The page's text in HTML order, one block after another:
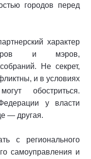
городов перед
характер
и мэров,
Не секрет,
и в условиях
обостриться.
у власти
— другая.
с регионального
самоуправления и